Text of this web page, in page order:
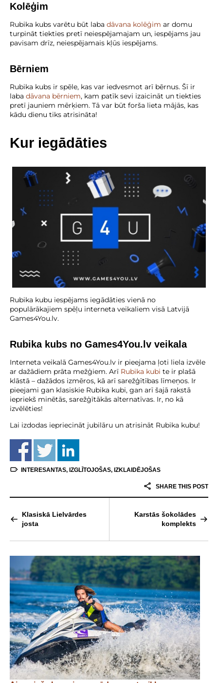
Kolēģim
Rubika kubs varētu būt laba dāvana kolēģim ar domu
turpināt tiekties pretī neiespējamajam un, iespējams jau
pavisam drīz, neiespējamais kļūs iespējams.
Bērniem
Rubika kubs ir spēle, kas var iedvesmot arī bērnus. Šī ir
laba dāvana bērniem, kam patīk sevi izaicināt un tiekties
pretī jauniem mērķiem. Tā var būt forša lieta mājās, kas
kādu dienu tiks atrisināta!
Kur iegādāties
Rubika kubu iespējams iegādāties vienā no
populārākajiem spēļu interneta veikaliem visā Latvijā
Games4You.lv.
Rubika kubs no Games4You.lv veikala
Interneta veikalā Games4You.lv ir pieejama ļoti liela izvēle
ar dažādiem prāta mežģiem. Arī Rubika kubi te ir plašā
klāstā – dažādos izmēros, kā arī sarežģītības līmeņos. Ir
pieejami gan klasiskie Rubika kubi, gan arī šajā rakstā
iepriekš minētās, sarežģītākās alternatīvas. Ir, no kā
izvēlēties!
Lai izdodas iepriecināt jubilāru un atrisināt Rubika kubu!
INTERESANTAS, IZGLĪTOJOŠAS, IZKLAIDĒJOŠAS
SHARE THIS POST
Klasiskā Lielvārdes
josta
Karstās šokolādes
komplekts